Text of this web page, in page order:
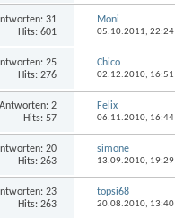
31
Hits: 601
Moni
05.10.2011, 22:24
25
Hits: 276
Chico
02.12.2010, 16:51
Antworten: 2
Hits: 57
Felix
06.11.2010, 16:44
20
Hits: 263
simone
13.09.2010, 19:29
23
Hits: 263
topsi68
20.08.2010, 13:40